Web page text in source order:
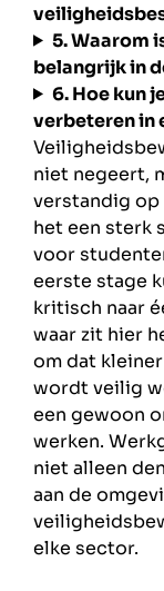
5. Waarom
belangrijk in
6. Hoe kun
verbeteren in
niet negeert,
verstandig op
het een sterk
voor
eerste stage
kritisch naar
waar zit hier
om dat
wordt veilig
een gewoon
werken.
niet alleen
aan de
elke sector.